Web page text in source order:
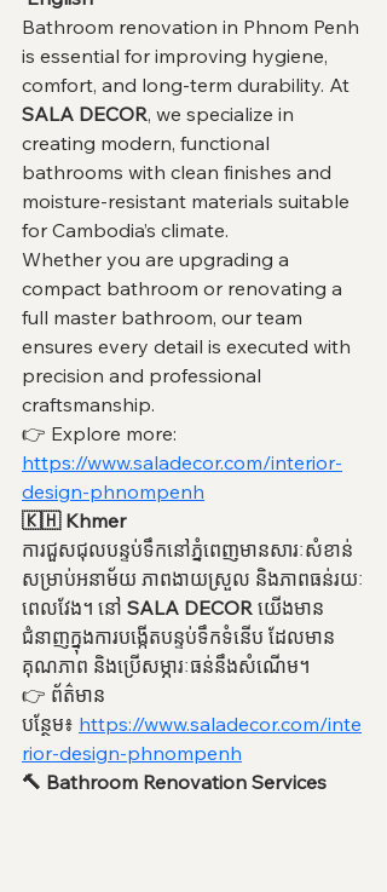
Bathroom renovation in Phnom Penh
is essential for improving hygiene,
comfort, and long-term durability. At
SALA DECOR, we specialize in
creating modern, functional
bathrooms with clean finishes and
moisture-resistant materials suitable
for Cambodia’s climate.
Whether you are upgrading a
compact bathroom or renovating a
full master bathroom, our team
ensures every detail is executed with
precision and professional
craftsmanship.
👉 Explore more:
https://www.saladecor.com/interior-
design-phnompenh
🇰🇭 Khmer
ការជួសជុលបន្ទប់ទឹកនៅភ្នំពេញមានសារៈសំខាន់
សម្រាប់អនាម័យ ភាពងាយស្រួល និងភាពធន់រយៈ
ពេលវែង។ នៅ SALA DECOR យើងមាន
ជំនាញក្នុងការបង្កើតបន្ទប់ទឹកទំនើប ដែលមាន
គុណភាព និងប្រើសម្ភារៈធន់នឹងសំណើម។
👉 ព័ត៌មាន
បន្ថែម៖ https://www.saladecor.com/inte
rior-design-phnompenh
🔨 Bathroom Renovation Services